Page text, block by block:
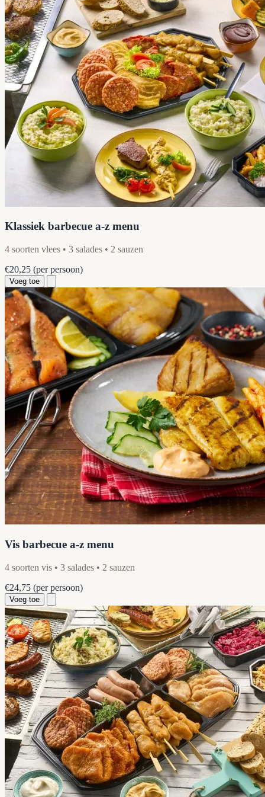
Klassiek barbecue a-z menu
4 soorten vlees • 3 salades • 2 sauzen
€20,25 (per persoon)
Voeg toe
Vis barbecue a-z menu
4 soorten vis • 3 salades • 2 sauzen
€24,75 (per persoon)
Voeg toe